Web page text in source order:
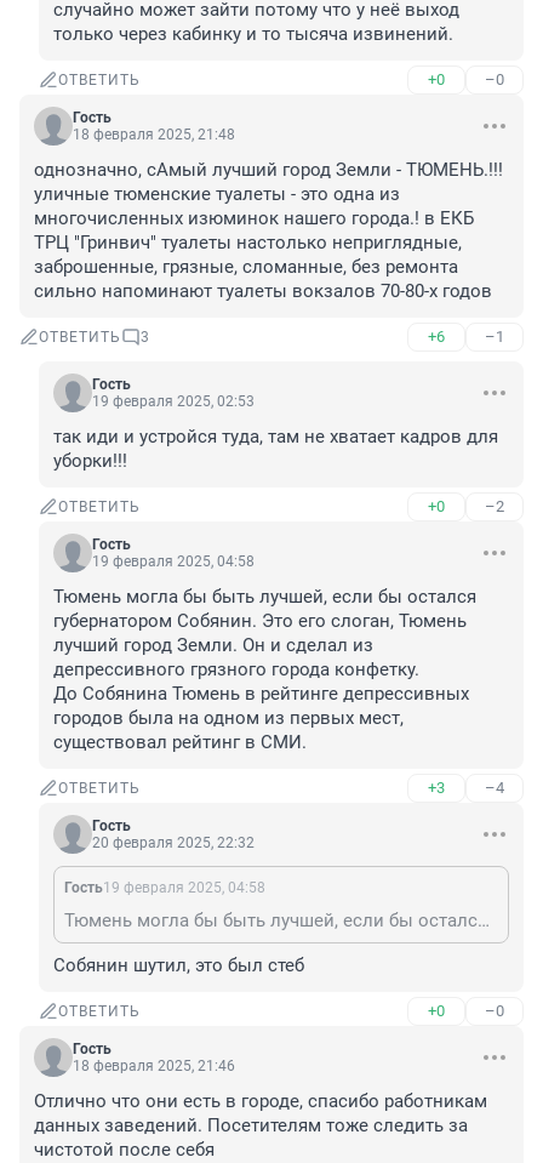
случайно может зайти потому что у неё выход
только через кабинку и то тысяча извинений.
ОТВЕТИТЬ +0 –0
Гость
18 февраля 2025, 21:48
однозначно, сАмый лучший город Земли - ТЮМЕНЬ.!!!
уличные тюменские туалеты - это одна из
многочисленных изюминок нашего города.! в ЕКБ
ТРЦ "Гринвич" туалеты настолько неприглядные,
заброшенные, грязные, сломанные, без ремонта
сильно напоминают туалеты вокзалов 70-80-х годов
ОТВЕТИТЬ 3 +6 –1
Гость
19 февраля 2025, 02:53
так иди и устройся туда, там не хватает кадров для
уборки!!!
ОТВЕТИТЬ +0 –2
Гость
19 февраля 2025, 04:58
Тюмень могла бы быть лучшей, если бы остался
губернатором Собянин. Это его слоган, Тюмень
лучший город Земли. Он и сделал из
депрессивного грязного города конфетку.
До Собянина Тюмень в рейтинге депрессивных
городов была на одном из первых мест,
существовал рейтинг в СМИ.
ОТВЕТИТЬ +3 –4
Гость
20 февраля 2025, 22:32
Гость19 февраля 2025, 04:58
Тюмень могла бы быть лучшей, если бы остался губернатором Собянин. Это его слоган, Тюмень лучший город Земли. Он и сделал из депрессивного грязного города конфетку. До Собянина Тюмень в рейтинге депрессивных городов была на одном из первых мест, существовал рейтинг в СМИ.
Собянин шутил, это был стеб
ОТВЕТИТЬ +0 –0
Гость
18 февраля 2025, 21:46
Отлично что они есть в городе, спасибо работникам
данных заведений. Посетителям тоже следить за
чистотой после себя